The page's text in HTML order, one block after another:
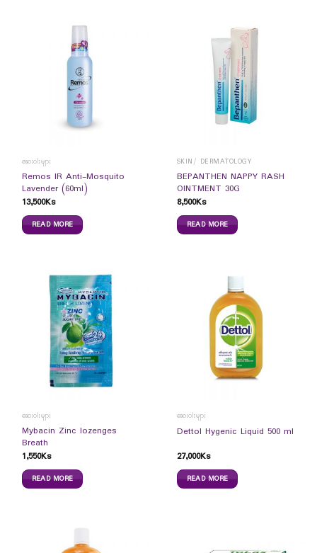
ဆေးဝါးများ
Remos IR Anti-Mosquito
Lavender (60ml)
13,500Ks
READ MORE
SKIN/ DERMATOLOGY
BEPANTHEN NAPPY RASH
OINTMENT 30G
8,500Ks
READ MORE
ဆေးဝါးများ
Mybacin Zinc lozenges
Breath
1,550Ks
READ MORE
ဆေးဝါးများ
Dettol Hygenic Liquid 500 ml
27,000Ks
READ MORE